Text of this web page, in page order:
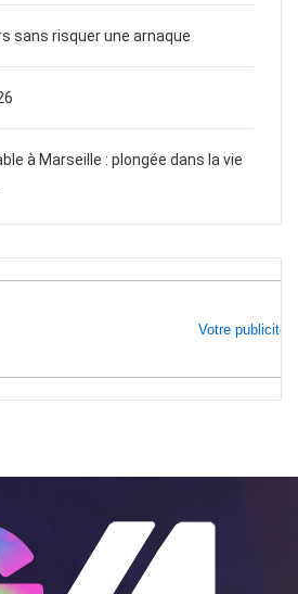
sans risquer une arnaque
à Marseille : plongée dans la vie
Votre publicité